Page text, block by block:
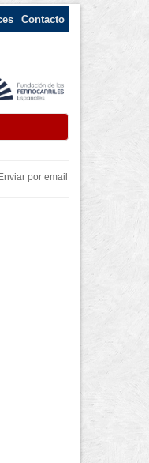
Contacto
Enviar por email